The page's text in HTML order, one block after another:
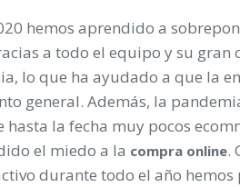
hemos aprendido a
a todo el equipo y su
lo que ha ayudado a que la
general. Además, la
hasta la fecha muy pocos
el miedo a la compra online.
durante todo el año